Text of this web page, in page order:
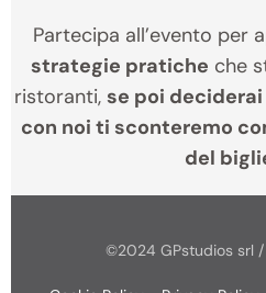
Partecipa all’evento per
strategie pratiche che
ristoranti, se poi
con noi ti sconteremo
del
©2024 GPstudios srl